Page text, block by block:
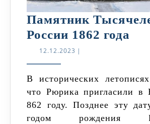
Памятник
России 1862 года
12.12.2023 12.12.2023
|
В исторических летописях отмечено,
что Рюрика пригласили в
862 году. Позднее эту
годом рождения